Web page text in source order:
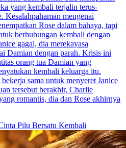
yang kembali terjalin terus-
Kesalahpahaman mengenai
Rose dalam bahaya, tapi
berhubungan kembali dengan
gagal, dia merekayasa
Damian dengan parah. Krisis ini
orang tua Damian yang
kembali keluarga itu.
sama untuk menyeret Janice
tersebut berakhir, Charlie
romantis, dia dan Rose akhirnya
Pilu Bersatu Kembali